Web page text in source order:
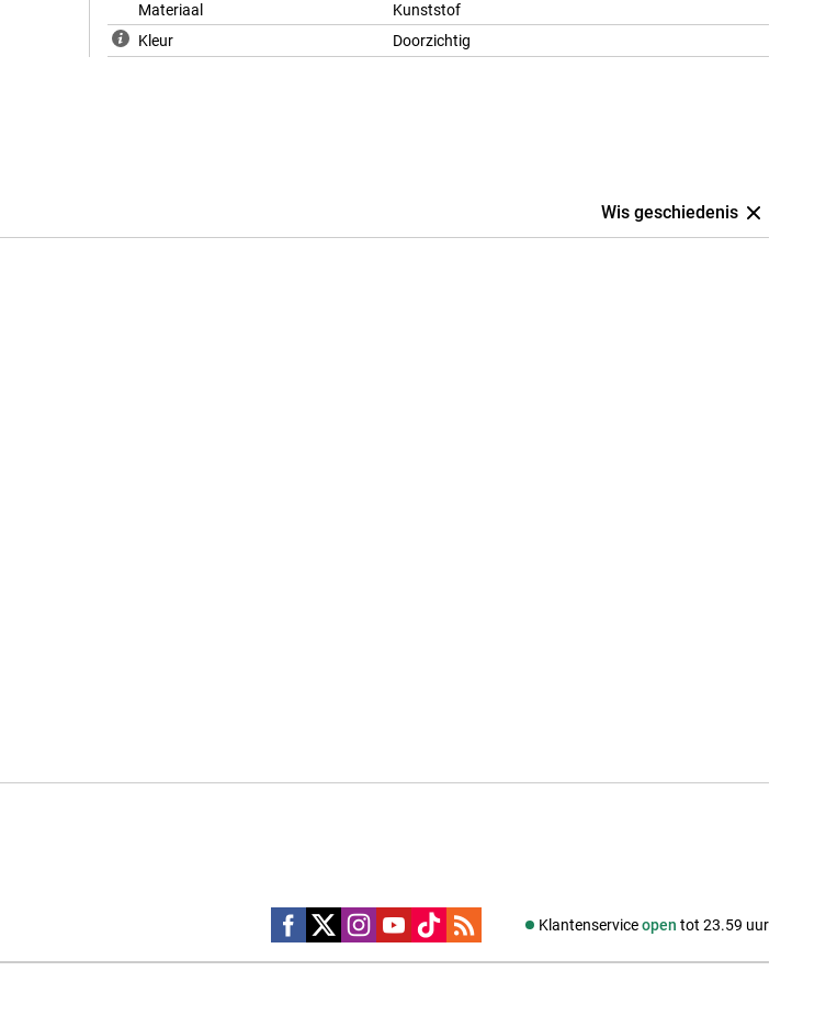
Materiaal
Kunststof
Kleur
Doorzichtig
Wis geschiedenis
Klantenserviceopen tot 23.59 uur
Social media